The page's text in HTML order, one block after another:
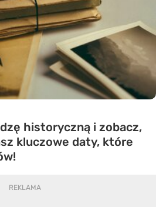
historyczną i zobacz,
kluczowe daty, które